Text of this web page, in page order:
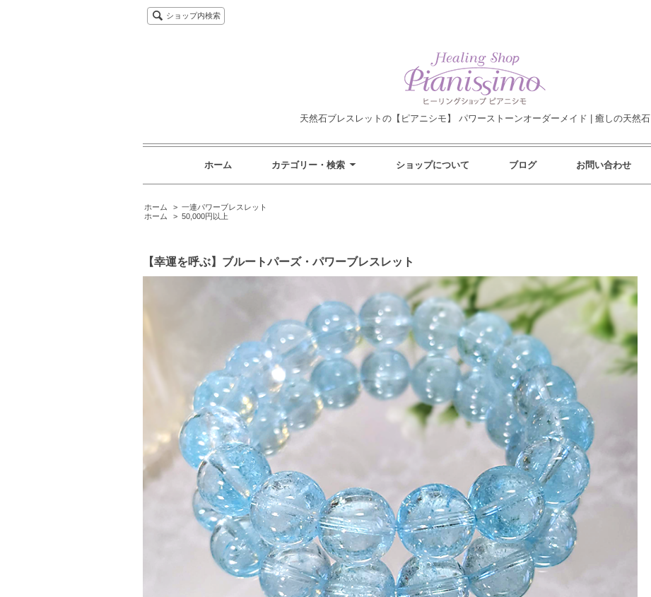
ショップ内検索
天然石ブレスレットの【ピアニシモ】 パワーストーンオーダーメイド | 癒しの天然石
ホーム カテゴリー・検索 ショップについて ブログ お問い合わせ
ホーム > 一連パワーブレスレット
ホーム
> 50,000円以上
【幸運を呼ぶ】ブルートパーズ・パワーブレスレット